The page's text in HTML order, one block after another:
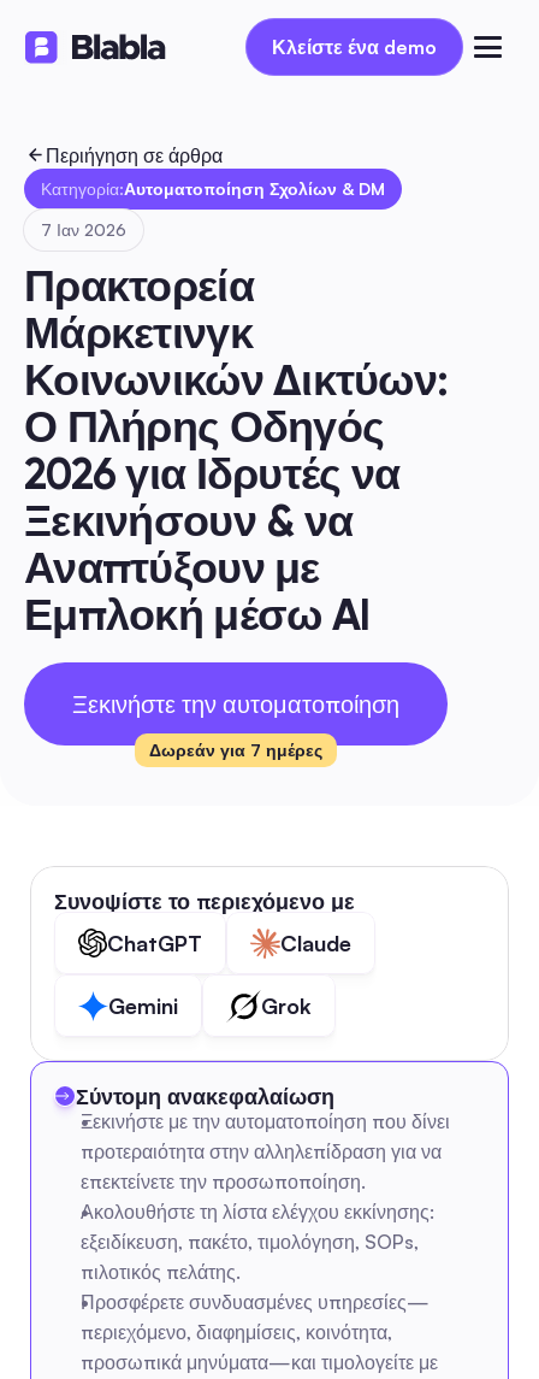
Κλείστε ένα demo
Κλείστε ένα demo
Περιήγηση σε άρθρα
Κατηγορία:Αυτοματοποίηση Σχολίων & DM
7 Ιαν 2026
Πρακτορεία
Μάρκετινγκ
Κοινωνικών Δικτύων:
Ο Πλήρης Οδηγός
2026 για Ιδρυτές να
Ξεκινήσουν & να
Αναπτύξουν με
Εμπλοκή μέσω AI
Ξεκινήστε την αυτοματοποίηση
Δωρεάν για 7 ημέρες
Συνοψίστε το περιεχόμενο με
ChatGPT
Claude
Gemini Grok
Σύντομη ανακεφαλαίωση
Ξεκινήστε με την αυτοματοποίηση που δίνει
προτεραιότητα στην αλληλεπίδραση για να
επεκτείνετε την προσωποποίηση.
Ακολουθήστε τη λίστα ελέγχου εκκίνησης:
εξειδίκευση, πακέτο, τιμολόγηση, SOPs,
πιλοτικός πελάτης.
Προσφέρετε συνδυασμένες υπηρεσίες—
περιεχόμενο, διαφημίσεις, κοινότητα,
προσωπικά μηνύματα—και τιμολογείτε με